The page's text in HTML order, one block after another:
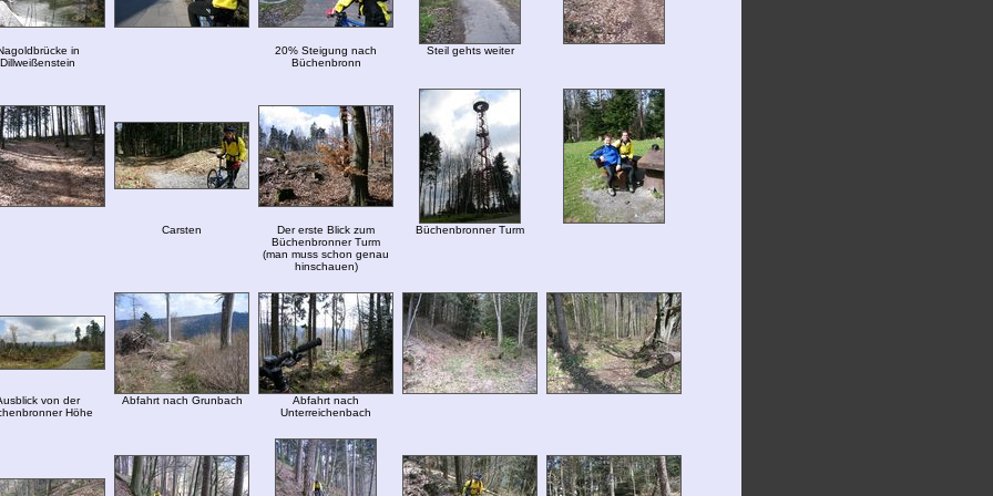
in
Dillweißenstein
20% Steigung nach
Büchenbronn
Steil gehts weiter
Carsten
Der erste Blick zum
Büchenbronner Turm
(man muss schon genau
hinschauen)
Büchenbronner Turm
von der
Höhe
Abfahrt nach Grunbach
Abfahrt nach
Unterreichenbach